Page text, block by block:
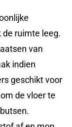
ruimte leeg.
van
indien
geschikt voor
de vloer te